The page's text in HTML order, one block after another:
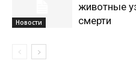
Новости
животные
смерти